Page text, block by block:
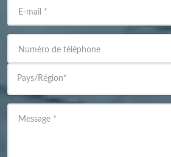
E-mail *
Numéro de téléphone
Pays/Région*
Message *